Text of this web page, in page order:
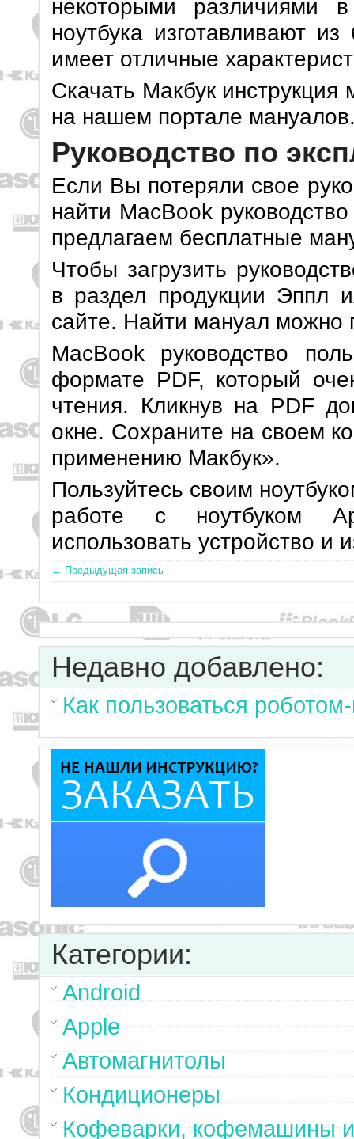
некоторыми различиями
ноутбука изготавливают
имеет отличные
Скачать Макбук
на нашем портале
Руководство по
Если Вы потеряли свое
найти MacBook
предлагаем бесплатные
Чтобы загрузить
в раздел продукции Эппл
сайте. Найти мануал можно
MacBook руководство
формате PDF, который
чтения. Кликнув на PDF
окне. Сохраните на своем
применению Макбук».
Пользуйтесь своим
работе с ноутбуком
использовать устройство и
← Предыдущая запись
Недавно добавлено:
Как пользоваться
Категории:
Android
Apple
Автомагнитолы
Кондиционеры
Кофеварки, кофемашины